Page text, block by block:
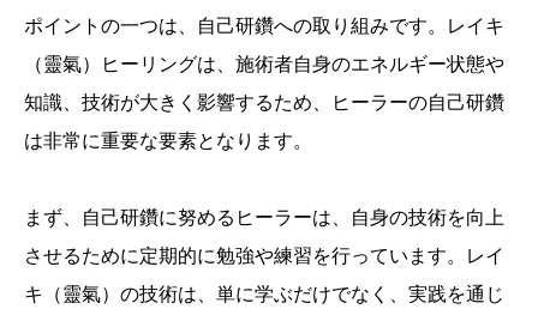
ポイントの一つは、自己研鑽への取り組みです。レイキ
（靈氣）ヒーリングは、施術者自身のエネルギー状態や
知識、技術が大きく影響するため、ヒーラーの自己研鑽
は非常に重要な要素となります。
まず、自己研鑽に努めるヒーラーは、自身の技術を向上
させるために定期的に勉強や練習を行っています。レイ
キ（靈氣）の技術は、単に学ぶだけでなく、実践を通じ